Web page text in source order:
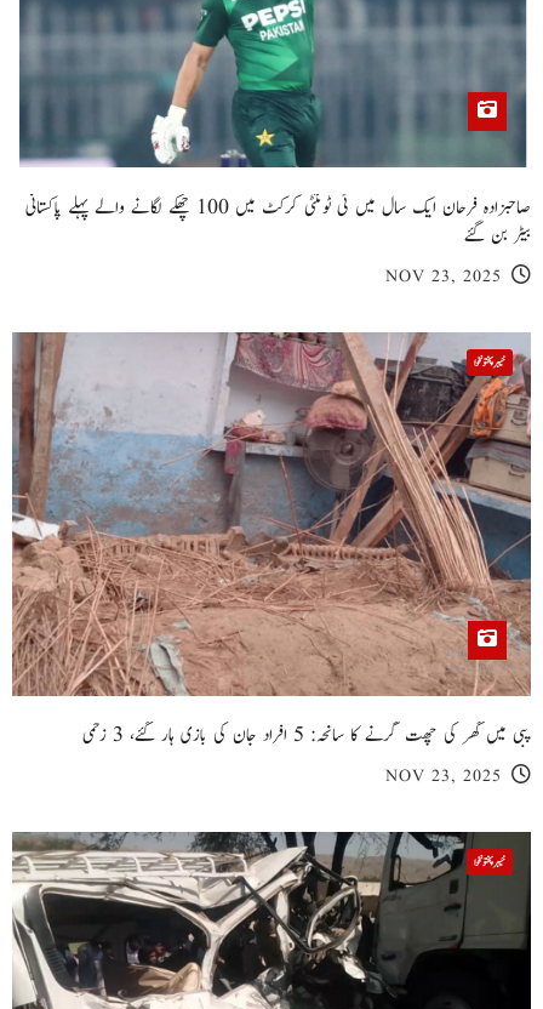
صاحبزادہ فرحان ایک سال میں ٹی ٹوئنٹی کرکٹ میں 100 چھکے لگانے والے پہلے پاکستانی
بیٹر بن گئے
NOV 23, 2025
خیبر پختونخوا
پبی میں گھر کی چھت گرنے کا سانحہ: 5 افراد جان کی بازی ہار گئے، 3 زخمی
NOV 23, 2025
خیبر پختونخوا